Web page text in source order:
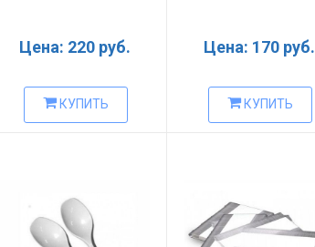
Цена: 220 руб.
КУПИТЬ
Цена: 170 руб.
КУПИТЬ